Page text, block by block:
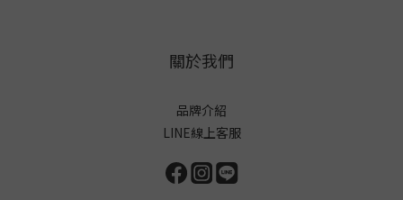
關於我們
品牌介紹
LINE線上客服